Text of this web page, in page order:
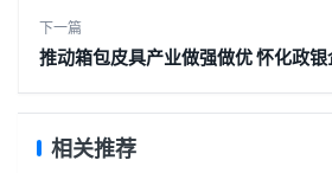
下一篇
推动箱包皮具产业做强做优 怀化政银
相关推荐